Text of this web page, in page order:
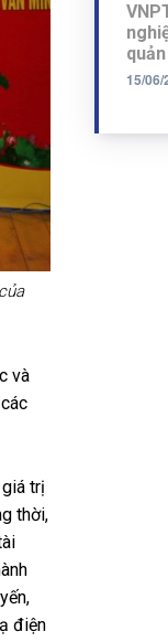
và
trị
thời,
điện
15/06/